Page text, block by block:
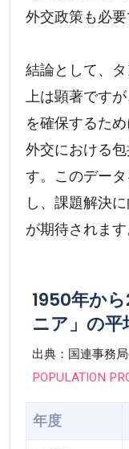
外交政策も必要
結論として、
上は顕著です
を確保するた
外交における
す。このデー
し、課題解決
が期待されます
1950年か
ニア」の平
出典：国連事務
POPULATION
年度